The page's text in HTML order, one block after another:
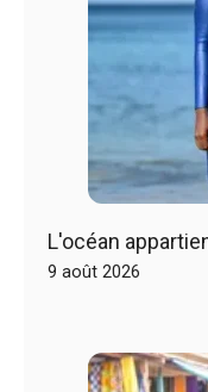
L'océan
9 août 2026